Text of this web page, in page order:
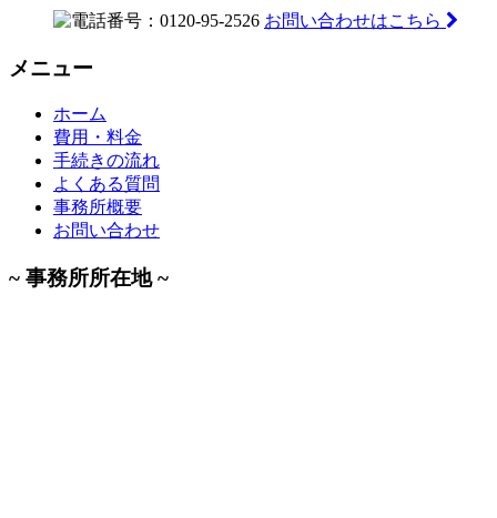
お問い合わせはこちら
メニュー
ホーム
費用・料金
手続きの流れ
よくある質問
事務所概要
お問い合わせ
~ 事務所所在地 ~